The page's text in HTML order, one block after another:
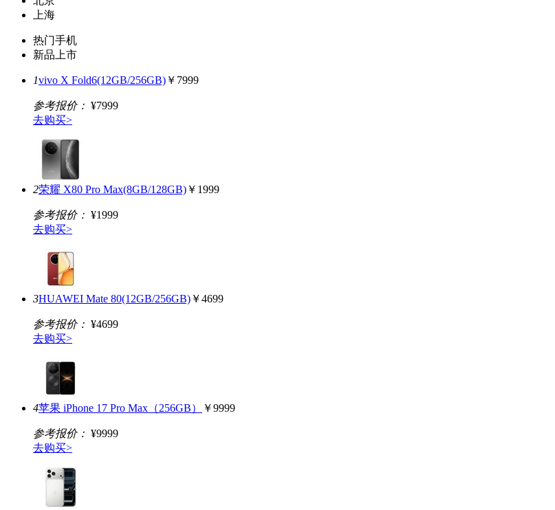
上海
热门手机
新品上市
1vivo X Fold6(12GB/256GB) ￥7999
参考报价： ¥7999
去购买>
2荣耀 X80 Pro Max(8GB/128GB) ￥1999
参考报价： ¥1999
去购买>
3HUAWEI Mate 80(12GB/256GB) ￥4699
参考报价： ¥4699
去购买>
4苹果 iPhone 17 Pro Max（256GB） ￥9999
参考报价： ¥9999
去购买>